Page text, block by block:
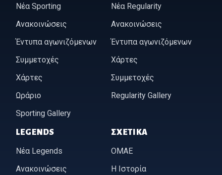
Νέα Sporting
Ανακοινώσεις
Έντυπα αγωνιζόμενων
Συμμετοχές
Χάρτες
Ωράριο
Sporting Gallery
Νέα Regularity
Ανακοινώσεις
Έντυπα αγωνιζόμενων
Χάρτες
Συμμετοχές
Regularity Gallery
LEGENDS
Νέα Legends
Ανακοινώσεις
ΣΧΕΤΙΚΆ
ΟΜΑΕ
Η Ιστορία